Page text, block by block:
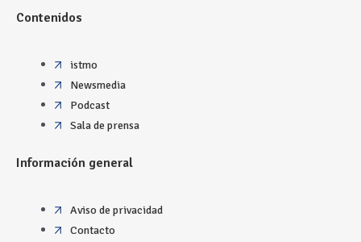
Contenidos
istmo
Newsmedia
Podcast
Sala de prensa
Información general
Aviso de privacidad
Contacto